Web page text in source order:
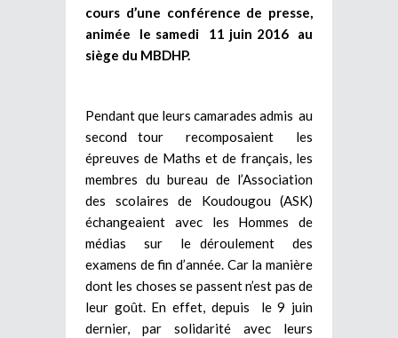
cours d’une conférence de presse,
animée le samedi 11 juin 2016 au
siège du MBDHP.
Pendant que leurs camarades admis au
second tour recomposaient les
épreuves de Maths et de français, les
membres du bureau de l’Association
des scolaires de Koudougou (ASK)
échangeaient avec les Hommes de
médias sur le déroulement des
examens de fin d’année. Car la manière
dont les choses se passent n’est pas de
leur goût. En effet, depuis le 9 juin
dernier, par solidarité avec leurs